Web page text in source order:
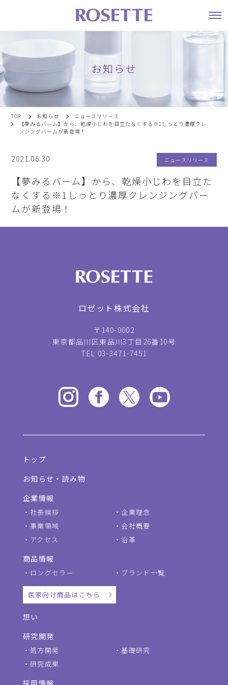
お知らせ
TOP お知らせ
ニュースリリース
【夢みるバーム】から、乾燥小じわを目立たなくする※1しっとり濃厚クレ
ンジングバームが新登場！
2021.06.30 ニュースリリース
【夢みるバーム】から、乾燥小じわを目立た
なくする※1しっとり濃厚クレンジングバー
ムが新登場！
ロゼット株式会社
〒140-0002
東京都品川区東品川3丁目26番10号
TEL 03-3471-7451
トップ
お知らせ・読み物
企業情報
社長挨拶
企業理念
事業領域
会社概要
アクセス
沿革
商品情報
ロングセラー ブランド一覧
医家向け商品はこちら
想い
研究開発
処方開発
基礎研究
研究成果
採用情報